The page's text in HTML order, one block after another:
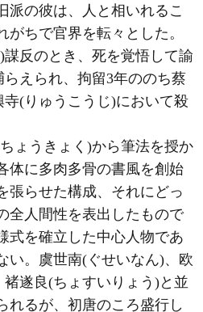
派の彼は、人と相いれるこ
がちで官界を転々とした。
反のとき、死を覚悟して諭
えられ、拘留3年ののち蔡
(りゅうこうじ)において殺
ょうきょく)から筆法を授か
体に多肉多骨の書風を創始
張らせた構成、それにどっ
全人間性を表出したもので
式を確立した中心人物であ
い。虞世南(ぐせいなん)、欧
遂良(ちょすいりょう)と並
れるが、初唐のころ盛行し